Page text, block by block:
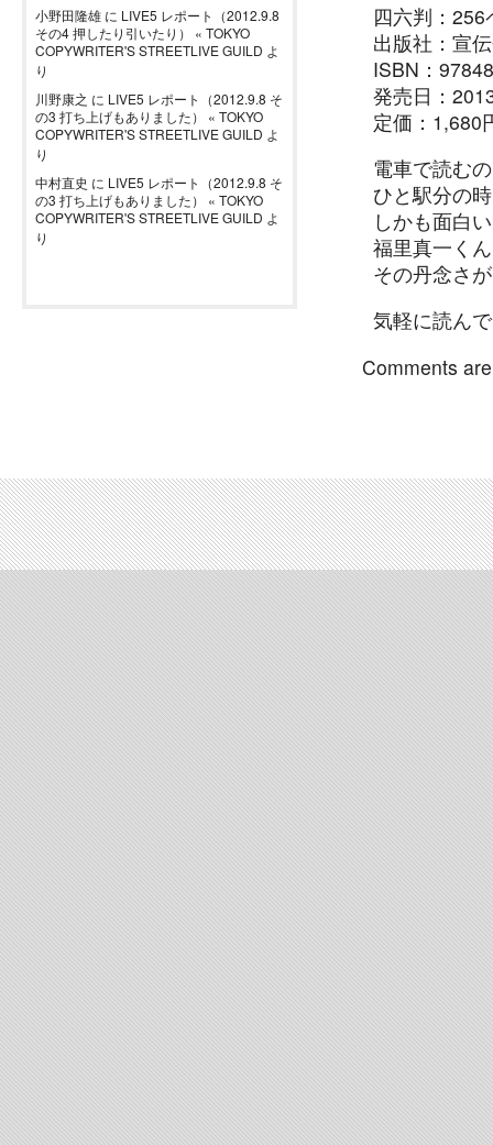
小野田隆雄 に LIVE5 レポート（2012.9.8
その4 押したり引いたり） « TOKYO
COPYWRITER'S STREETLIVE GUILD よ
り
川野康之 に LIVE5 レポート（2012.9.8 そ
の3 打ち上げもありました） « TOKYO
COPYWRITER'S STREETLIVE GUILD よ
り
中村直史 に LIVE5 レポート（2012.9.8 そ
の3 打ち上げもありました） « TOKYO
COPYWRITER'S STREETLIVE GUILD よ
り
四六判：256
出版社：宣
ISBN：
発売日：
定価：1,680
電車で読む
ひと駅分の
しかも面白
福里真一く
その丹念さ
気軽に読ん
Comments